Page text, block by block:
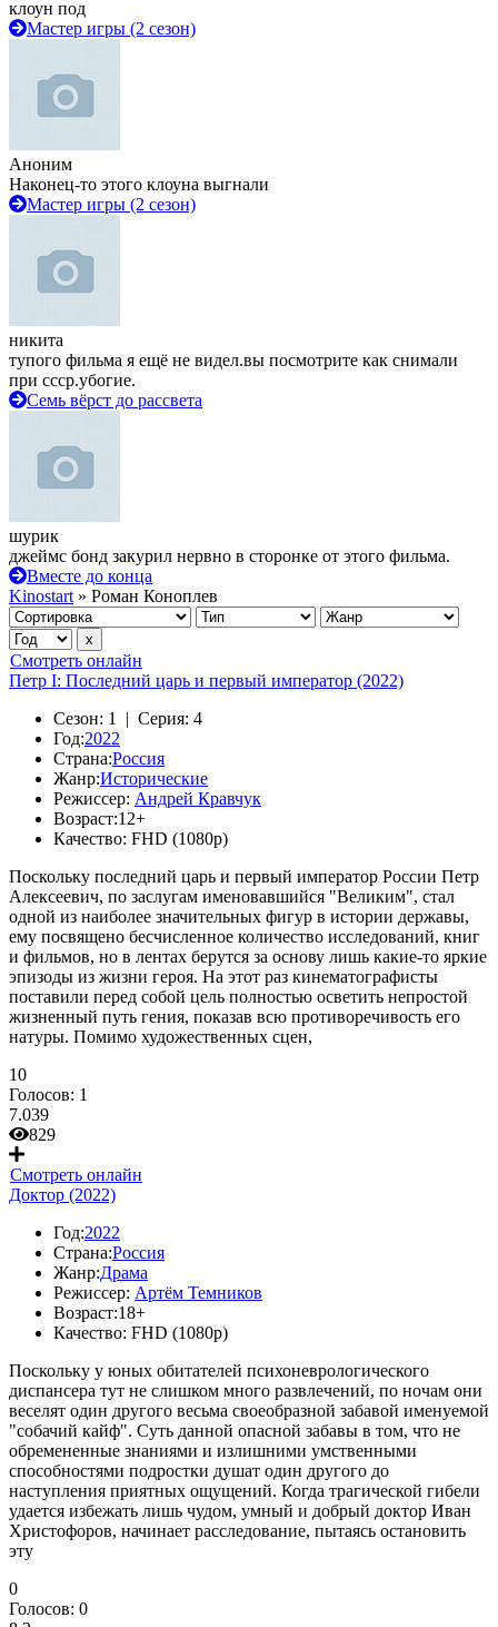
клоун под
Мастер игры (2 сезон)
Аноним
Наконец-то этого клоуна выгнали
Мастер игры (2 сезон)
никита
тупого фильма я ещё не видел.вы посмотрите как снимали
при ссср.убогие.
Семь вёрст до рассвета
шурик
джеймс бонд закурил нервно в сторонке от этого фильма.
Вместе до конца
Kinostart » Роман Коноплев
Смотреть онлайн
Петр I: Последний царь и первый император (2022)
Сезон: 1 | Серия: 4
Год:2022
Страна:Россия
Жанр:Исторические
Режиссер: Андрей Кравчук
Возраст:12+
Качество: FHD (1080p)
Поскольку последний царь и первый император России Петр
Алексеевич, по заслугам именовавшийся "Великим", стал
одной из наиболее значительных фигур в истории державы,
ему посвящено бесчисленное количество исследований, книг
и фильмов, но в лентах берутся за основу лишь какие-то яркие
эпизоды из жизни героя. На этот раз кинематографисты
поставили перед собой цель полностью осветить непростой
жизненный путь гения, показав всю противоречивость его
натуры. Помимо художественных сцен,
10
Голосов: 1
7.039
829
Смотреть онлайн
Доктор (2022)
Год:2022
Страна:Россия
Жанр:Драма
Режиссер: Артём Темников
Возраст:18+
Качество: FHD (1080p)
Поскольку у юных обитателей психоневрологического
диспансера тут не слишком много развлечений, по ночам они
веселят один другого весьма своеобразной забавой именуемой
"собачий кайф". Суть данной опасной забавы в том, что не
обремененные знаниями и излишними умственными
способностями подростки душат один другого до
наступления приятных ощущений. Когда трагической гибели
удается избежать лишь чудом, умный и добрый доктор Иван
Христофоров, начинает расследование, пытаясь остановить
эту
0
Голосов: 0